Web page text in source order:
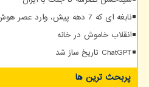
نابغه ای که 7 دهه پیش، وارد عصر هوش مصنوعی شد
انقلاب خاموش در خانه
ChatGPT تاریخ ساز شد
پربحث ترین ها